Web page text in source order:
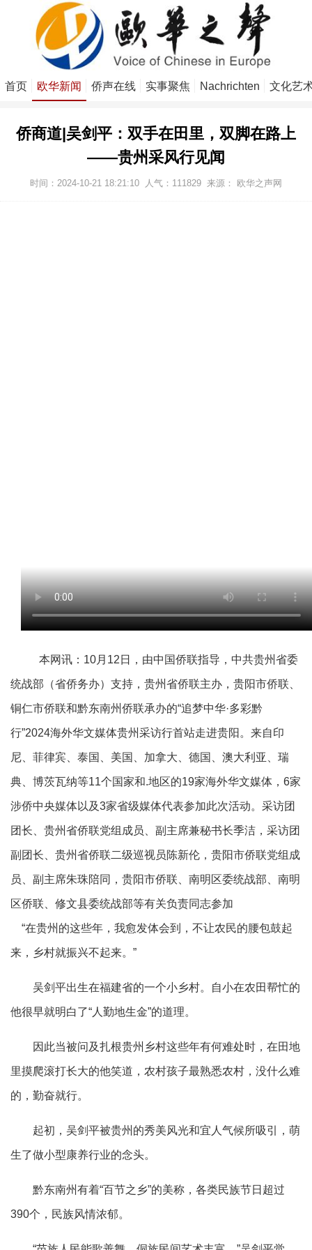
首页 欧华新闻 侨声在线 实事聚焦 Nachrichten 文化艺
侨商道|吴剑平：双手在田里，双脚在路上
——贵州采风行见闻
时间：2024-10-21 18:21:10 人气： 111829 来源： 欧华之声网
本网讯：10月12日，由中国侨联指导，中共贵州省委
统战部（省侨务办）支持，贵州省侨联主办，贵阳市侨联、
铜仁市侨联和黔东南州侨联承办的“追梦中华·多彩黔
行”2024海外华文媒体贵州采访行首站走进贵阳。来自印
尼、菲律宾、泰国、美国、加拿大、德国、澳大利亚、瑞
典、博茨瓦纳等11个国家和.地区的19家海外华文媒体，6家
涉侨中央媒体以及3家省级媒体代表参加此次活动。采访团
团长、贵州省侨联党组成员、副主席兼秘书长季洁，采访团
副团长、贵州省侨联二级巡视员陈新伦，贵阳市侨联党组成
员、副主席朱珠陪同，贵阳市侨联、南明区委统战部、南明
区侨联、修文县委统战部等有关负责同志参加
“在贵州的这些年，我愈发体会到，不让农民的腰包鼓起
来，乡村就振兴不起来。”
吴剑平出生在福建省的一个小乡村。自小在农田帮忙的
他很早就明白了“人勤地生金”的道理。
因此当被问及扎根贵州乡村这些年有何难处时，在田地
里摸爬滚打长大的他笑道，农村孩子最熟悉农村，没什么难
的，勤奋就行。
起初，吴剑平被贵州的秀美风光和宜人气候所吸引，萌
生了做小型康养行业的念头。
黔东南州有着“百节之乡”的美称，各类民族节日超过
390个，民族风情浓郁。